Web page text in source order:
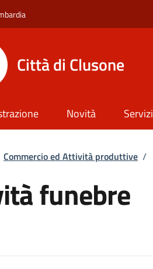
Città di Clusone
Novità Servizi
di pane
Commercio ed Attività produttive /
funebre